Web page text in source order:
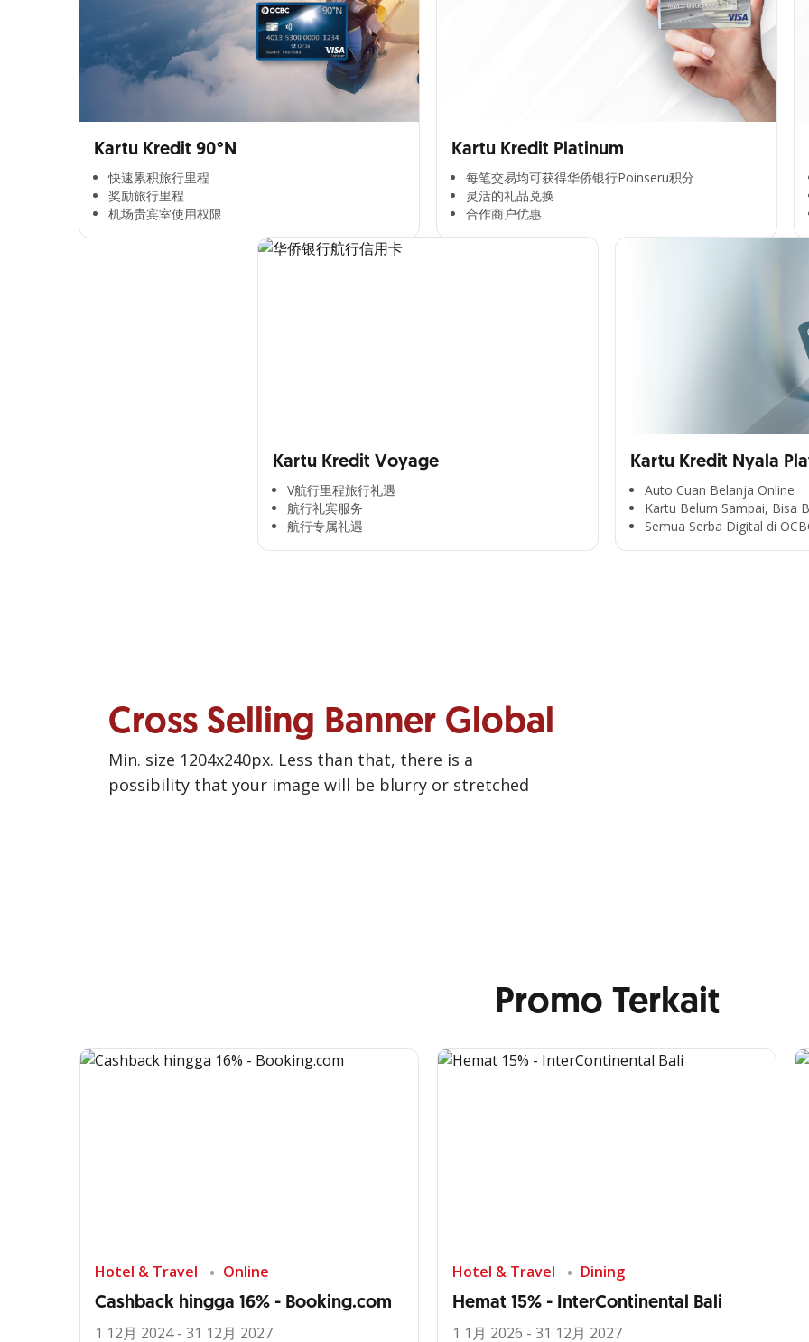
Kartu Kredit 90°N
快速累积旅行里程​
奖励旅行里程​
机场贵宾室使用权限​
Kartu Kredit Platinum
每笔交易均可获得华侨银行Poinseru积分​
灵活的礼品兑换​
合作商户优惠​
Kartu Kredit Voyage
V航行里程旅行礼遇
航行礼宾服务
航行专属礼遇
Kartu Kredit Nyala
Auto Cuan Belanja Online
Kartu Belum Sampai, Bisa
Semua Serba Digital di
Cross Selling Banner Global
Min. size 1204x240px. Less than that, there is a
possibility that your image will be blurry or stretched
Promo Terkait
Hotel & Travel Online
Cashback hingga 16% - Booking.com
1 12月 2024 - 31 12月 2027
Hotel & Travel Dining
Hemat 15% - InterContinental Bali
1 1月 2026 - 31 12月 2027